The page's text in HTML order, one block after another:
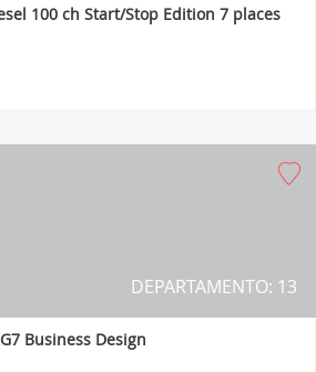
100 ch Start/Stop Edition 7 places
DEPARTAMENTO: 13
Business Design